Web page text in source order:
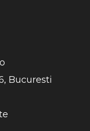
Bucuresti